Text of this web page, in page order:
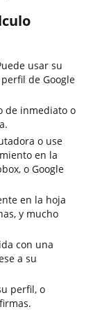
usar su
de Google
de inmediato o
o use
en la
o Google
en la hoja
y mucho
con una
a su
perfil, o